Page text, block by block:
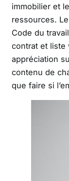
immobilier et
ressources. Le
Code du
contrat et liste
appréciation
contenu de
que faire si